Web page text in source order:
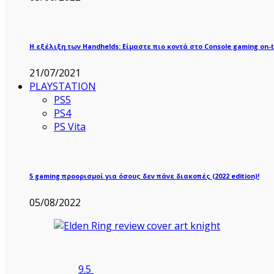
Η εξέλιξη των Handhelds: Είμαστε πιο κοντά στο Console gaming on-
21/07/2021
PLAYSTATION
PS5
PS4
PS Vita
5 gaming προορισμοί για όσους δεν πάνε διακοπές (2022 edition)!
05/08/2022
9.5